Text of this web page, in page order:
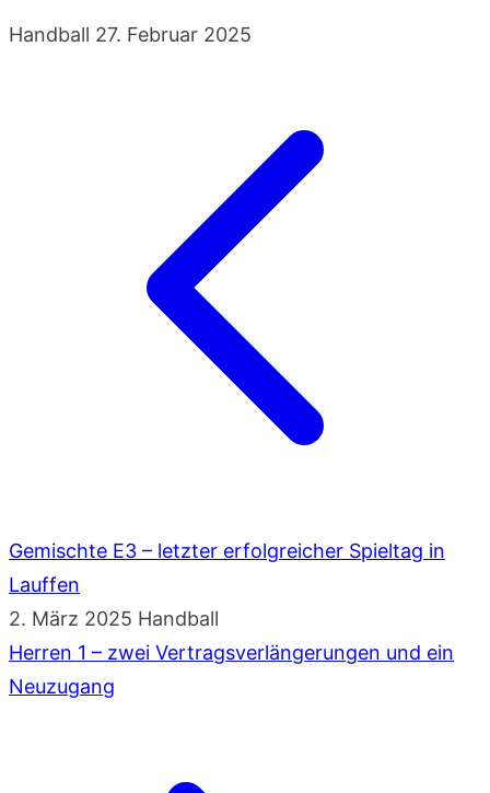
Handball 27. Februar 2025
Gemischte E3 – letzter erfolgreicher Spieltag in
Lauffen
2. März 2025 Handball
Herren 1 – zwei Vertragsverlängerungen und ein
Neuzugang